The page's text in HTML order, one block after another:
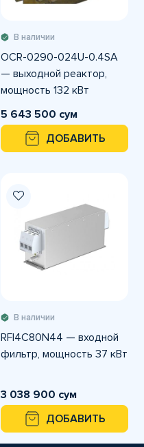
В наличии
OCR-0290-024U-0.4SA
— выходной реактор,
мощность 132 кВт
5 643 500 сум
ДОБАВИТЬ
В наличии
RFI4C80N44 — входной
фильтр, мощность 37 кВт
3 038 900 сум
ДОБАВИТЬ